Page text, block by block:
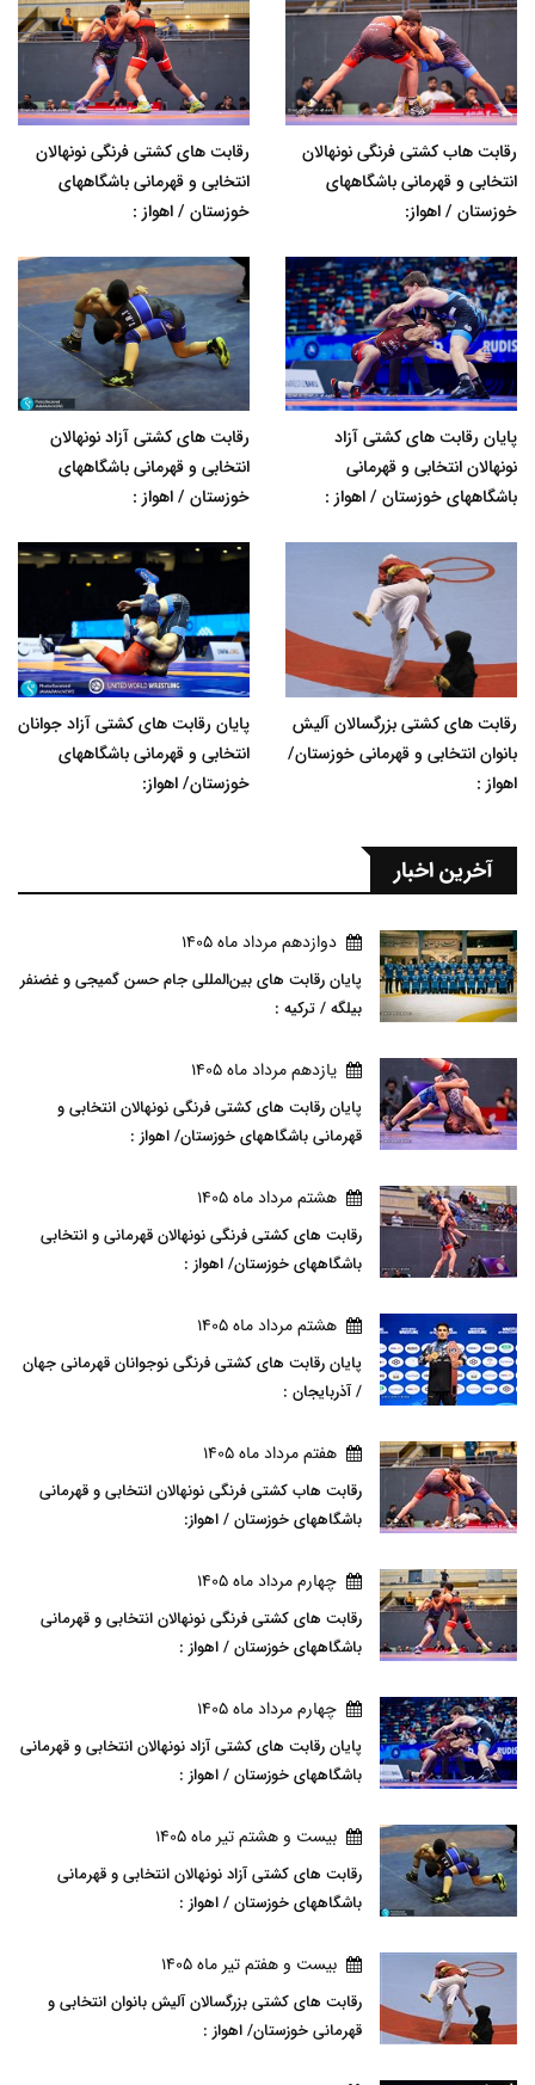
رقابت هاب کشتی فرنگی نونهالان
انتخابی و قهرمانی باشگاههای
خوزستان / اهواز:
رقابت های کشتی فرنگی نونهالان
انتخابی و قهرمانی باشگاههای
خوزستان / اهواز :
پایان رقابت های کشتی آزاد
نونهالان انتخابی و قهرمانی
باشگاههای خوزستان / اهواز :
رقابت های کشتی آزاد نونهالان
انتخابی و قهرمانی باشگاههای
خوزستان / اهواز :
رقابت های کشتی بزرگسالان آلیش
بانوان انتخابی و قهرمانی خوزستان/
اهواز :
پایان رقابت های کشتی آزاد جوانان
انتخابی و قهرمانی باشگاههای
خوزستان/ اهواز:
آخرین اخبار
دوازدهم مرداد ماه 1405
پایان رقابت های بین‌المللی جام حسن گمیجی و غضنفر
بیلگه / ترکیه :
يازدهم مرداد ماه 1405
پایان رقابت های کشتی فرنگی نونهالان انتخابی و
قهرمانی باشگاههای خوزستان/ اهواز :
هشتم مرداد ماه 1405
رقابت های کشتی فرنگی نونهالان قهرمانی و انتخابی
باشگاههای خوزستان/ اهواز :
هشتم مرداد ماه 1405
پایان رقابت های کشتی فرنگی نوجوانان قهرمانی جهان
/ آذربایجان :
هفتم مرداد ماه 1405
رقابت هاب کشتی فرنگی نونهالان انتخابی و قهرمانی
باشگاههای خوزستان / اهواز:
چهارم مرداد ماه 1405
رقابت های کشتی فرنگی نونهالان انتخابی و قهرمانی
باشگاههای خوزستان / اهواز :
چهارم مرداد ماه 1405
پایان رقابت های کشتی آزاد نونهالان انتخابی و قهرمانی
باشگاههای خوزستان / اهواز :
بيست و هشتم تير ماه 1405
رقابت های کشتی آزاد نونهالان انتخابی و قهرمانی
باشگاههای خوزستان / اهواز :
بيست و هفتم تير ماه 1405
رقابت های کشتی بزرگسالان آلیش بانوان انتخابی و
قهرمانی خوزستان/ اهواز :